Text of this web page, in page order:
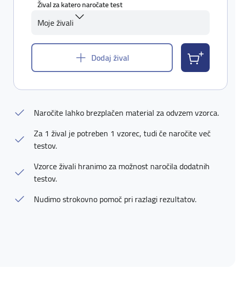
Žival za katero naročate test
Moje živali
Dodaj žival
Naročite lahko brezplačen material za odvzem vzorca.
Za 1 žival je potreben 1 vzorec, tudi če naročite več
testov.
Vzorce živali hranimo za možnost naročila dodatnih
testov.
Nudimo strokovno pomoč pri razlagi rezultatov.